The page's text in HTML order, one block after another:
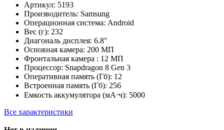
Артикул: 5193
Производитель: Samsung
Операционная система: Android
Вес (г): 232
Диагональ дисплея: 6.8"
Основная камера: 200 МП
Фронтальная камера : 12 МП
Процессор: Snapdragon 8 Gen 3
Оперативная память (Гб): 12
Встроенная память (Гб): 256
Емкость аккумулятора (мА⋅ч): 5000
Все характеристики